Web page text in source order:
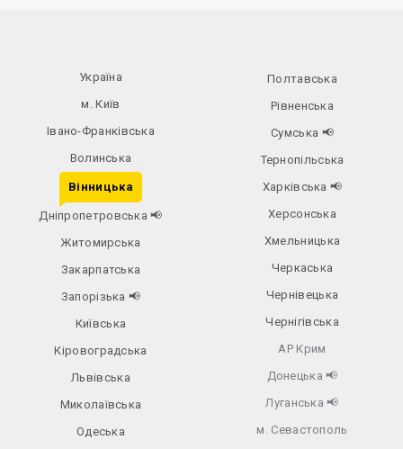
Україна
м. Київ
Івано-Франківська
Волинська
Вінницька
Дніпропетровська📢
Житомирська
Закарпатська
Запорізька 📢
Київська
Кіровоградська
Львівська
Миколаївська
Одеська
Полтавська
Рівненська
Сумська 📢
Тернопільська
Харківська 📢
Херсонська
Хмельницька
Черкаська
Чернівецька
Чернігівська
АР Крим
Донецька 📢
Луганська 📢
м. Севастополь